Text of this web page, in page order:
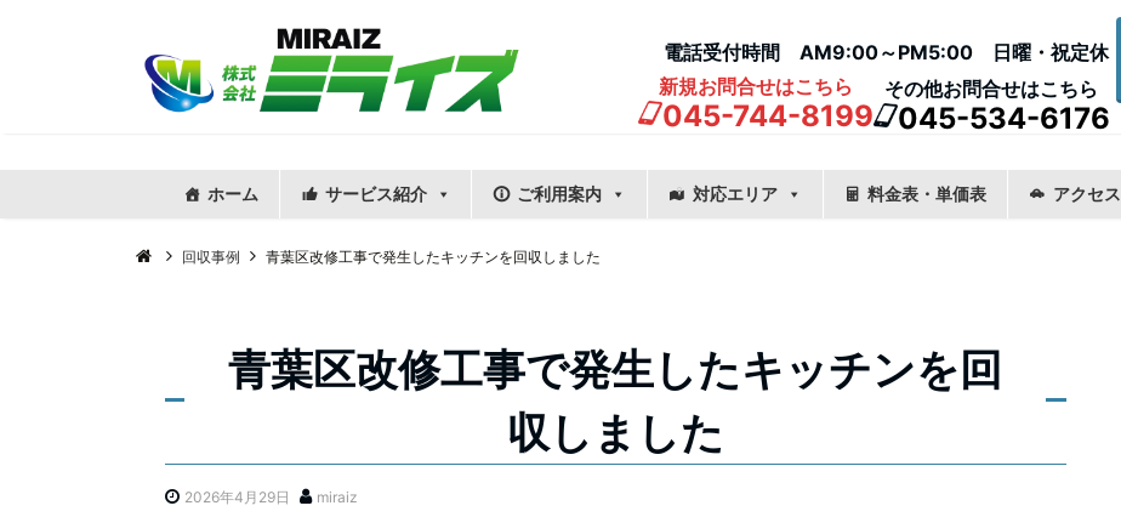
電話受付時間 AM9:00～PM5:00 日曜・祝定休
新規お問合せはこちら
045-744-8199
その他お問合せはこちら
045-534-6176
ホーム サービス紹介 ご利用案内 対応エリア 料金表・単価表 アクセス
回収事例 青葉区改修工事で発生したキッチンを回収しました
青葉区改修工事で発生したキッチンを回
収しました
2026年4月29日 miraiz